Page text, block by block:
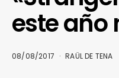
este año
08/08/2017 RAÜL DE TENA